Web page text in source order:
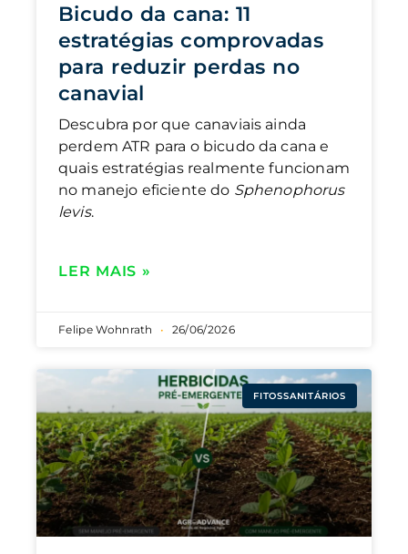
Bicudo da cana: 11
estratégias comprovadas
para reduzir perdas no
canavial
Descubra por que canaviais ainda
perdem ATR para o bicudo da cana e
quais estratégias realmente funcionam
no manejo eficiente do Sphenophorus
levis.
LER MAIS »
Felipe Wohnrath 26/06/2026
FITOSSANITÁRIOS